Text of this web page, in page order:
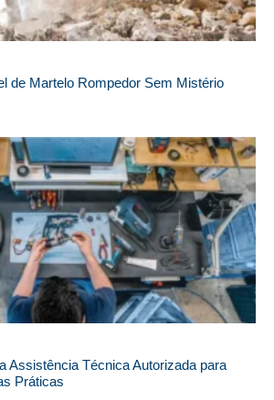
de Martelo Rompedor Sem Mistério
Assistência Técnica Autorizada para
Práticas